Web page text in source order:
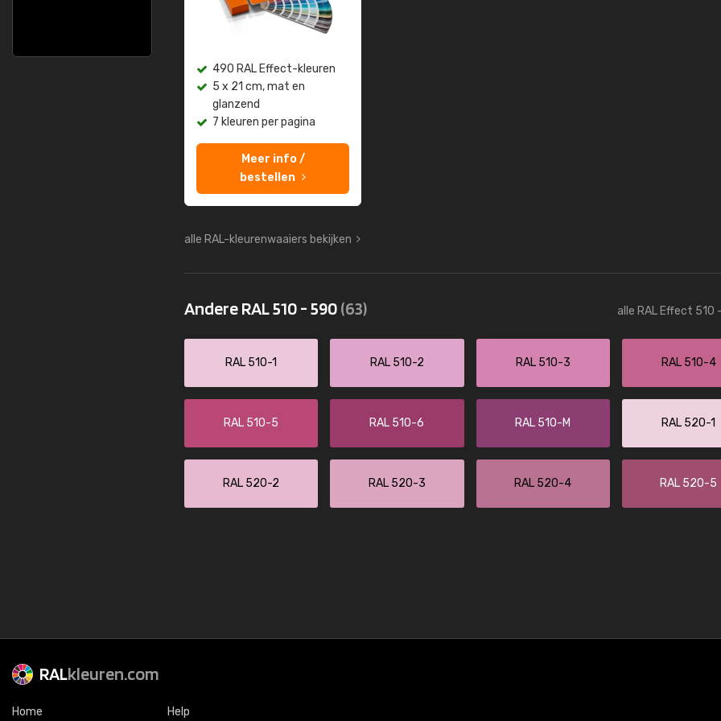
490 RAL Effect-kleuren
5 x 21 cm, mat en
glanzend
7 kleuren per pagina
Meer info /
bestellen
alle RAL-kleurenwaaiers bekijken
Andere RAL 510 - 590(63) alle RAL Effect 510
RAL 510-1 RAL 510-2 RAL 510-3 RAL 510-4
RAL 510-5 RAL 510-6 RAL 510-M RAL 520-1
RAL 520-2 RAL 520-3 RAL 520-4 RAL 520-5
RALkleuren.com
Home Help